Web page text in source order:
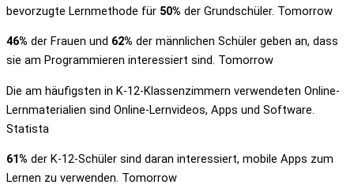
bevorzugte Lernmethode für 50% der Grundschüler. Tomorrow
46% der Frauen und 62% der männlichen Schüler geben an, dass
sie am Programmieren interessiert sind. Tomorrow
Die am häufigsten in K-12-Klassenzimmern verwendeten Online-
Lernmaterialien sind Online-Lernvideos, Apps und Software.
Statista
61% der K-12-Schüler sind daran interessiert, mobile Apps zum
Lernen zu verwenden. Tomorrow